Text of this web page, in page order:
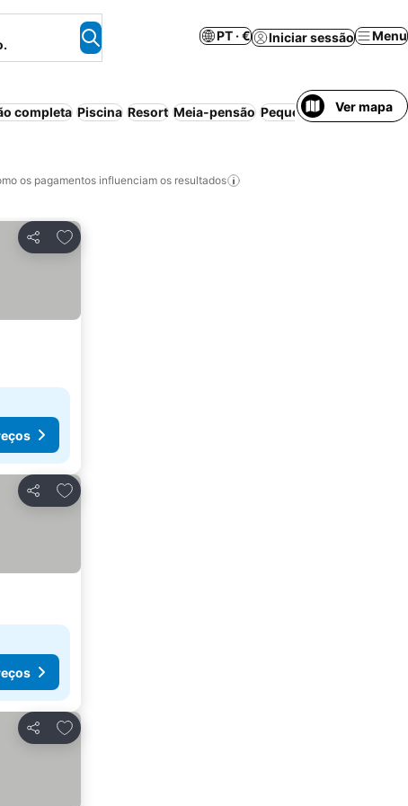
PT · € Iniciar sessão Menu
completa Piscina Resort Meia-pensão Pequeno-almoço
Ver mapa
os pagamentos influenciam os resultados
Partilhar
Adicionar aos favoritos
Partilhar
Adicionar aos favoritos
Partilhar
Adicionar aos favoritos